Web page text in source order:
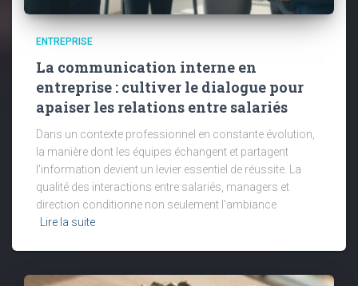
ENTREPRISE
La communication interne en
entreprise : cultiver le dialogue pour
apaiser les relations entre salariés
Dans un contexte professionnel en constante évolution,
la manière dont les équipes échangent et partagent
l'information devient un levier essentiel de réussite. La
qualité des interactions entre salariés, managers et
direction conditionne non seulement l'ambiance
Lire la suite